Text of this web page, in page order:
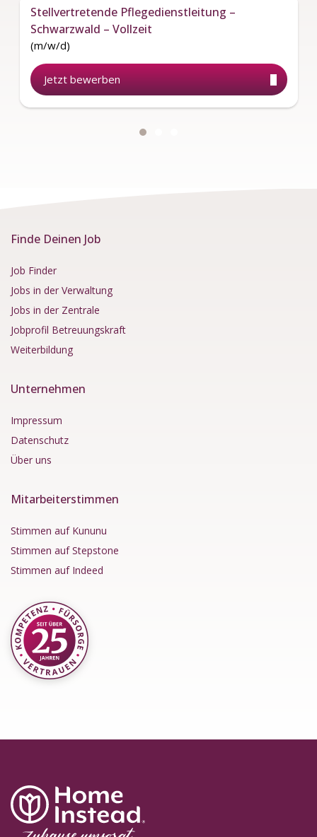
Stellvertretende Pflegedienstleitung –
Schwarzwald – Vollzeit
(m/w/d)
Jetzt bewerben
Finde Deinen Job
Job Finder
Jobs in der Verwaltung
Jobs in der Zentrale
Jobprofil Betreuungskraft
Weiterbildung
Unternehmen
Impressum
Datenschutz
Über uns
Mitarbeiterstimmen
Stimmen auf Kununu
Stimmen auf Stepstone
Stimmen auf Indeed